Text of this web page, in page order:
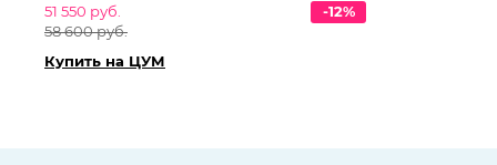
51 550 руб.
58 600 руб.
-12%
Купить на ЦУМ